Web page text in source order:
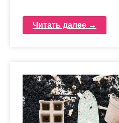
Читать далее →